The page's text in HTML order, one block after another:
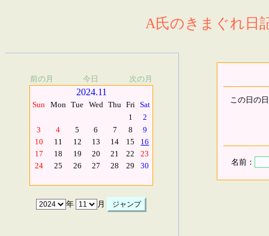
A氏のきまぐれ日
前の月 今日 次の月
2024.11
Sun Mon Tue Wed Thu Fri Sat
1
2
3
4 5 6 7 8
9
10
11 12 13 14 15
16
17
18 19 20 21 22
23
24
25 26 27 28 29 30
年 月
この日の
名前：